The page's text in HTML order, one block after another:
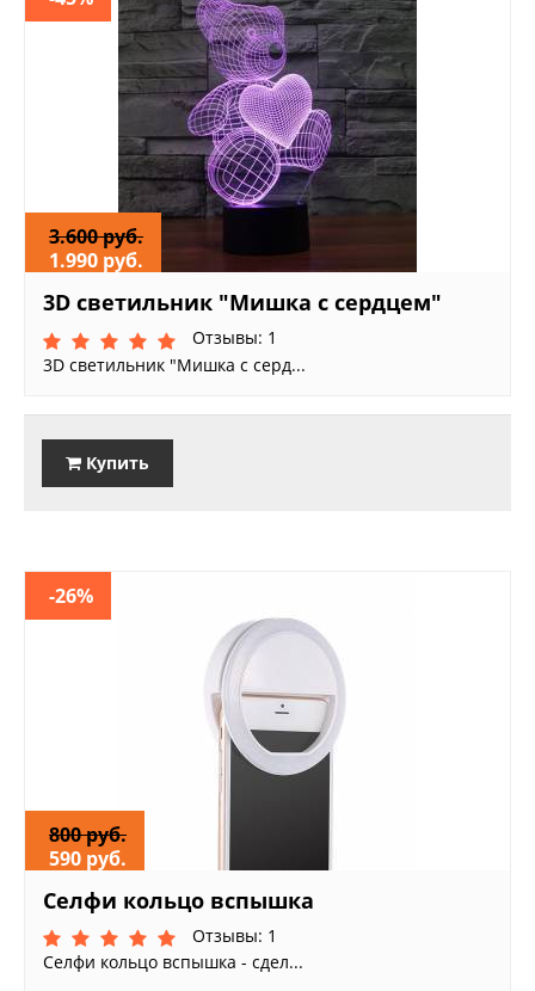
3.600 руб.
1.990 руб.
3D светильник "Мишка с сердцем"
Отзывы: 1
3D светильник "Мишка с серд...
Купить
-26%
800 руб.
590 руб.
Селфи кольцо вспышка
Отзывы: 1
Селфи кольцо вспышка - сдел...